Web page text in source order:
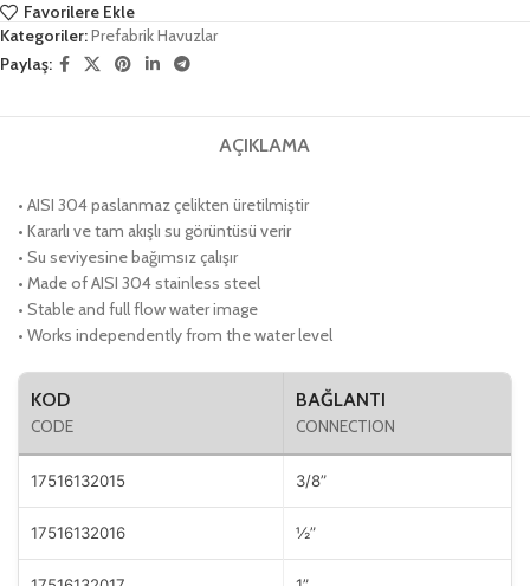
Favorilere Ekle
Kategoriler:Prefabrik Havuzlar
Paylaş:
AÇIKLAMA
• AISI 304 paslanmaz çelikten üretilmiştir
• Kararlı ve tam akışlı su görüntüsü verir
• Su seviyesine bağımsız çalışır
• Made of AISI 304 stainless steel
• Stable and full flow water image
• Works independently from the water level
KOD
CODE
BAĞLANTI
CONNECTION
17516132015 3/8”
17516132016 ½”